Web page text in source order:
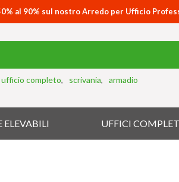
al 90% sul nostro Arredo per Ufficio
ufficio completo scrivania armadio
ELEVABILI UFFICI